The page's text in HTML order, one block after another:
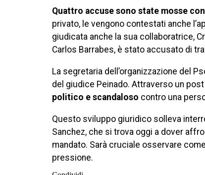
Quattro accuse sono state mosse
privato, le vengono contestati anche
giudicata anche la sua collaboratrice,
Carlos Barrabes, è stato accusato di
La segretaria dell’organizzazione del
del giudice Peinado. Attraverso un
politico e scandaloso contro una
Questo sviluppo giuridico solleva
Sanchez, che si trova oggi a dover
mandato. Sarà cruciale osservare
pressione.